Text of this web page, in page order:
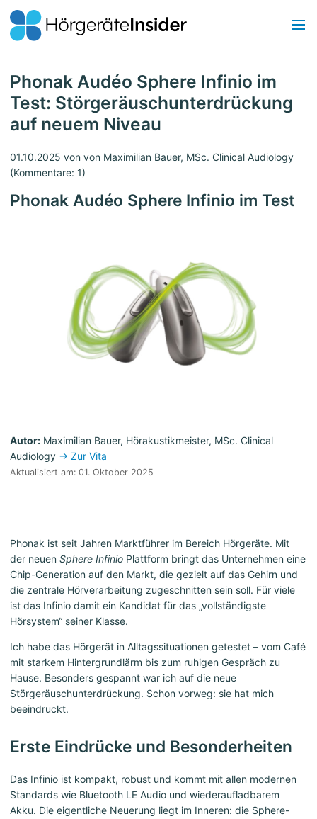
Phonak Audéo Sphere Infinio im
Test: Störgeräuschunterdrückung
auf neuem Niveau
01.10.2025 von von Maximilian Bauer, MSc. Clinical Audiology
(Kommentare: 1)
Phonak Audéo Sphere Infinio im Test
Autor: Maximilian Bauer, Hörakustikmeister, MSc. Clinical
Audiology → Zur Vita
Aktualisiert am: 01. Oktober 2025
Phonak ist seit Jahren Marktführer im Bereich Hörgeräte. Mit
der neuen Sphere Infinio Plattform bringt das Unternehmen eine
Chip-Generation auf den Markt, die gezielt auf das Gehirn und
die zentrale Hörverarbeitung zugeschnitten sein soll. Für viele
ist das Infinio damit ein Kandidat für das „vollständigste
Hörsystem“ seiner Klasse.
Ich habe das Hörgerät in Alltagssituationen getestet – vom Café
mit starkem Hintergrundlärm bis zum ruhigen Gespräch zu
Hause. Besonders gespannt war ich auf die neue
Störgeräuschunterdrückung. Schon vorweg: sie hat mich
beeindruckt.
Erste Eindrücke und Besonderheiten
Das Infinio ist kompakt, robust und kommt mit allen modernen
Standards wie Bluetooth LE Audio und wiederaufladbarem
Akku. Die eigentliche Neuerung liegt im Inneren: die Sphere-